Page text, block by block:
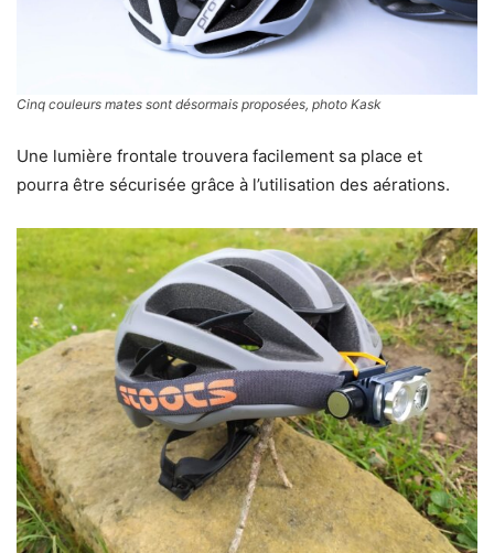
Cinq couleurs mates sont désormais proposées, photo Kask
Une lumière frontale trouvera facilement sa place et
pourra être sécurisée grâce à l’utilisation des aérations.